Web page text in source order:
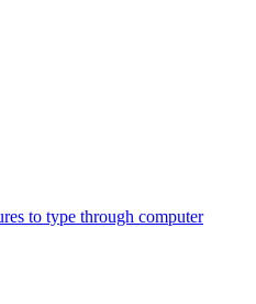
to type through computer